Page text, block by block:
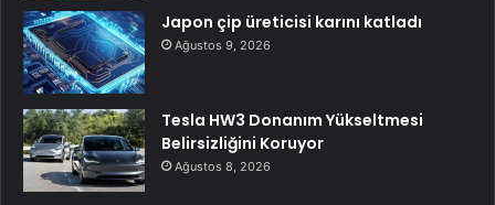
Japon çip üreticisi karını katladı
Ağustos 9, 2026
Tesla HW3 Donanım Yükseltmesi
Belirsizliğini Koruyor
Ağustos 8, 2026